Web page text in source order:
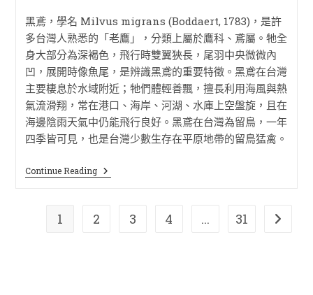
黑鳶，學名 Milvus migrans (Boddaert, 1783)，是許
多台灣人熟悉的「老鷹」，分類上屬於鷹科、鳶屬。牠全
身大部分為深褐色，飛行時雙翼狹長，尾羽中央微微內
凹，展開時像魚尾，是辨識黑鳶的重要特徵。黑鳶在台灣
主要棲息於水域附近；牠們體輕善飄，擅長利用海風與熱
氣流滑翔，常在港口、海岸、河湖、水庫上空盤旋，且在
海邊陰雨天氣中仍能飛行良好。黑鳶在台灣為留鳥，一年
四季皆可見，也是台灣少數生存在平原地帶的留鳥猛禽。
Continue Reading
1 2 3 4 ... 31